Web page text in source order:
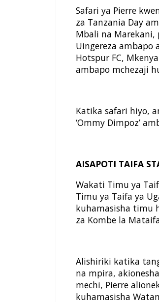
Safari ya Pierre
za Tanzania Day
Mbali na
Uingereza ambapo
Hotspur FC,
ambapo mchezaji
Katika safari hiyo,
‘Ommy Dimpoz’
AISAPOTI TAIFA
Wakati Timu ya
Timu ya Taifa ya
kuhamasisha timu
za Kombe la
Alishiriki katika
na mpira,
mechi, Pierre
kuhamasisha